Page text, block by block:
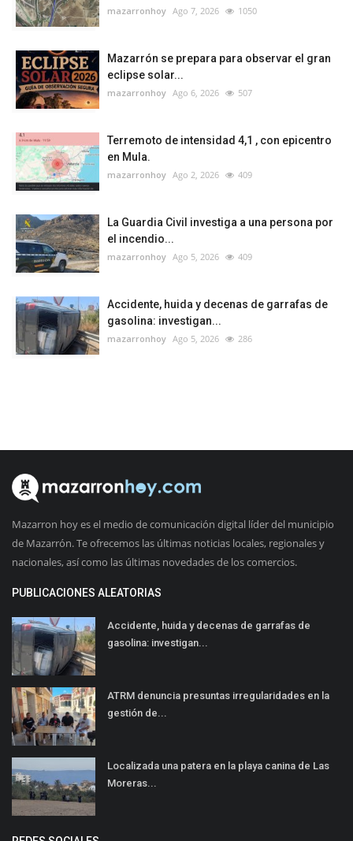
mazarronhoy Ago 7, 2026 1050
Mazarrón se prepara para observar el gran
eclipse solar...
mazarronhoy Ago 6, 2026 507
Terremoto de intensidad 4,1 , con epicentro
en Mula.
mazarronhoy Ago 2, 2026 409
La Guardia Civil investiga a una persona por
el incendio...
mazarronhoy Ago 5, 2026 409
Accidente, huida y decenas de garrafas de
gasolina: investigan...
mazarronhoy Ago 5, 2026 286
Mazarron hoy es el medio de comunicación digital líder del municipio
de Mazarrón. Te ofrecemos las últimas noticias locales, regionales y
nacionales, así como las últimas novedades de los comercios.
PUBLICACIONES ALEATORIAS
Accidente, huida y decenas de garrafas de
gasolina: investigan...
ATRM denuncia presuntas irregularidades en la
gestión de...
Localizada una patera en la playa canina de Las
Moreras...